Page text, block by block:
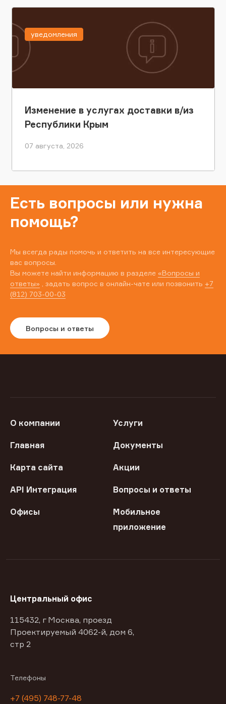
Изменение в услугах доставки в/из
Республики Крым
07 августа, 2026
уведомления
Есть вопросы или нужна
помощь?
Мы всегда рады помочь и ответить на все интересующие
вас вопросы.
Вы можете найти информацию в разделе «Вопросы и
ответы» , задать вопрос в онлайн-чате или позвонить +7
(812) 703-00-03
Вопросы и ответы
О компании Услуги
Главная Документы
Карта сайта Акции
API Интеграция Вопросы и ответы
Офисы
Мобильное
приложение
Центральный офис
115432, г Москва, проезд
Проектируемый 4062-й, дом 6,
стр 2
Телефоны
+7 (495) 748-77-48